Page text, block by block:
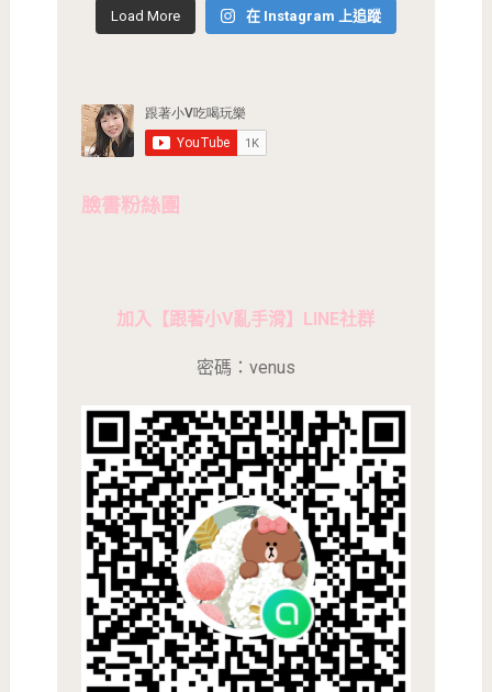
Load More 在 Instagram 上追蹤
臉書粉絲團
加入【跟著小V亂手滑】LINE社群
密碼：venus